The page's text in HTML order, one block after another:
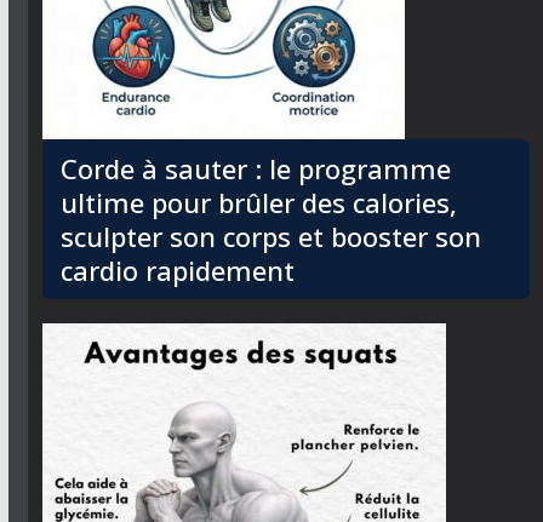
Corde à sauter : le programme
ultime pour brûler des calories,
sculpter son corps et booster son
cardio rapidement